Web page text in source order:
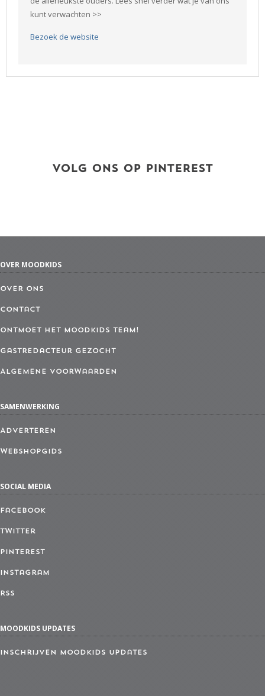
kunt verwachten >>
Bezoek de website
VOLG ONS OP PINTEREST
OVER MOODKIDS
Over ons
Contact
Ontmoet het MoodKids Team!
Gastredacteur gezocht
Algemene Voorwaarden
SAMENWERKING
Adverteren
Webshopgids
SOCIAL MEDIA
Facebook
Twitter
Pinterest
Instagram
RSS
MOODKIDS UPDATES
Inschrijven MoodKids Updates